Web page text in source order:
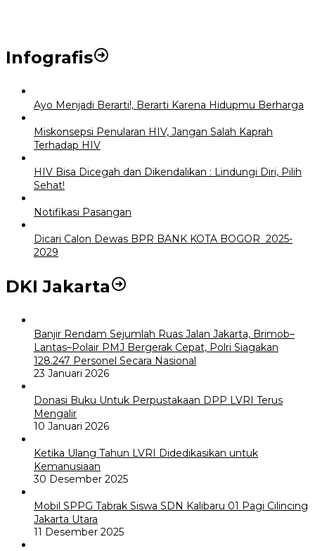
Infografis
Ayo Menjadi Berarti!, Berarti Karena Hidupmu Berharga
Miskonsepsi Penularan HIV, Jangan Salah Kaprah
Terhadap HIV
HIV Bisa Dicegah dan Dikendalikan : Lindungi Diri, Pilih
Sehat!
Notifikasi Pasangan
Dicari Calon Dewas BPR BANK KOTA BOGOR 2025-
2029
DKI Jakarta
Banjir Rendam Sejumlah Ruas Jalan Jakarta, Brimob–
Lantas–Polair PMJ Bergerak Cepat, Polri Siagakan
128.247 Personel Secara Nasional
23 Januari 2026
Donasi Buku Untuk Perpustakaan DPP LVRI Terus
Mengalir
10 Januari 2026
Ketika Ulang Tahun LVRI Didedikasikan untuk
Kemanusiaan
30 Desember 2025
Mobil SPPG Tabrak Siswa SDN Kalibaru 01 Pagi Cilincing
Jakarta Utara
11 Desember 2025